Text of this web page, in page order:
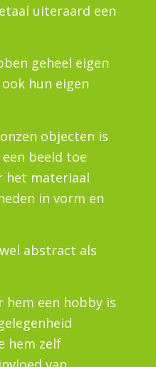
uiteraard een
geheel eigen
hun eigen
objecten is
beeld toe
het materiaal
in vorm en
abstract als
hem een hobby is
hem zelf